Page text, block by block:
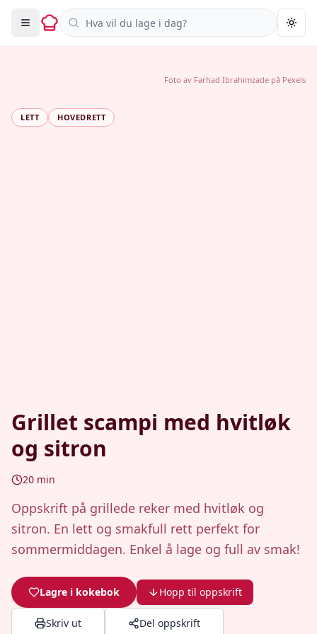
Søk i oppskrifter
LETT HOVEDRETT
Grillet scampi med hvitløk
og sitron
20 min
Oppskrift på grillede reker med hvitløk og
sitron. En lett og smakfull rett perfekt for
sommermiddagen. Enkel å lage og full av smak!
Lagre i kokebok Hopp til oppskrift
Skriv ut Del oppskrift
Foto av Farhad Ibrahimzade på Pexels